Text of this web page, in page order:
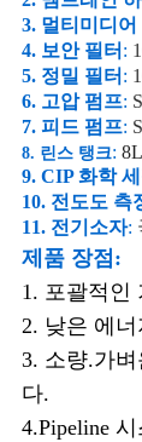
3. 멀티미디어
4. 보안 필터 :
5. 정밀 필터 :
6. 고압 펌프:
7. 피드 펌프:
8. 린스 탱크: 8L
9. CIP 화학 세
10. 전도도 측
11. 전기소자:
제품 장점:
1. 포괄적인
2. 낮은 에
3. 소량.가
다.
4.Pipeline